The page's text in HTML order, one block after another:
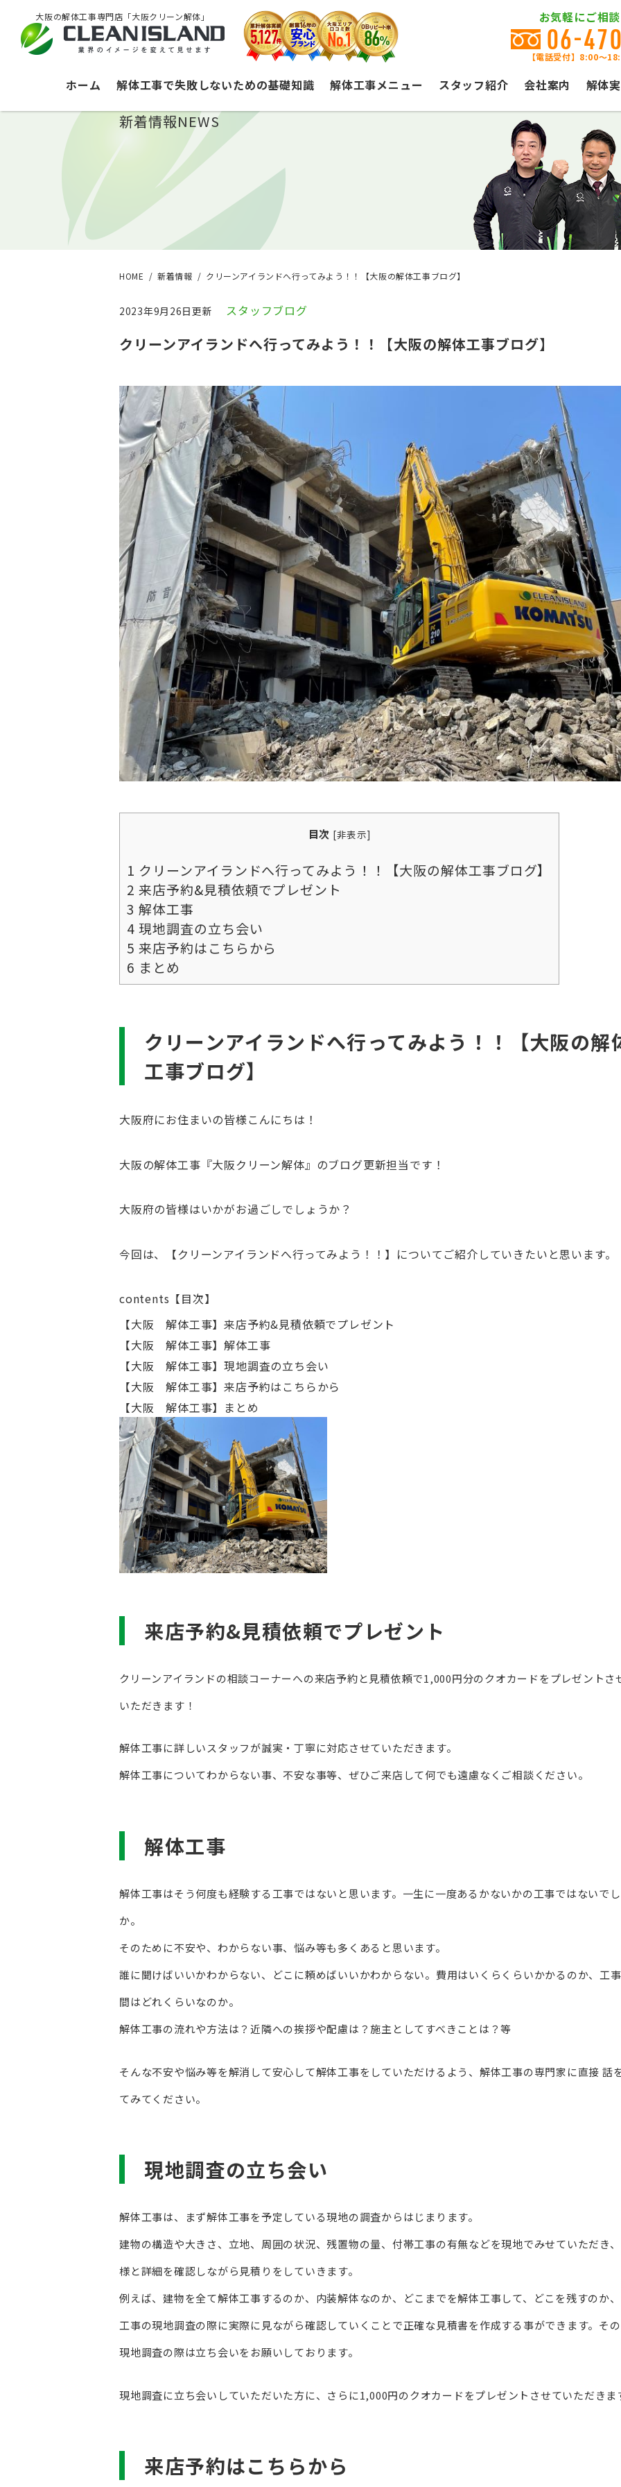
大阪の解体工事専門店「大阪クリーン解体」 お気軽にご相
06-
【電話受付】8:00〜
ホーム 解体工事で失敗しないための基礎知識 解体工事メニュー スタッフ紹介 会社案内 解体
新着情報NEWS
HOME 新着情報 クリーンアイランドへ行ってみよう！！【大阪の解体工事ブログ】
2023年9月26日更新 スタッフブログ
クリーンアイランドへ行ってみよう！！【大阪の解体工事ブログ】
目次 [非表示]
1 クリーンアイランドへ行ってみよう！！【大阪の解体工事ブログ】
2 来店予約&見積依頼でプレゼント
3 解体工事
4 現地調査の立ち会い
5 来店予約はこちらから
6 まとめ
クリーンアイランドへ行ってみよう！！【大阪の解
工事ブログ】
大阪府にお住まいの皆様こんにちは！
大阪の解体工事『大阪クリーン解体』のブログ更新担当です！
大阪府の皆様はいかがお過ごしでしょうか？
今回は、【クリーンアイランドへ行ってみよう！！】についてご紹介していきたいと思います。
contents【目次】
【大阪 解体工事】来店予約&見積依頼でプレゼント
【大阪 解体工事】解体工事
【大阪 解体工事】現地調査の立ち会い
【大阪 解体工事】来店予約はこちらから
【大阪 解体工事】まとめ
来店予約&見積依頼でプレゼント
クリーンアイランドの相談コーナーへの来店予約と見積依頼で1,000円分のクオカードをプレゼントさ
いただきます！
解体工事に詳しいスタッフが誠実・丁寧に対応させていただきます。
解体工事についてわからない事、不安な事等、ぜひご来店して何でも遠慮なくご相談ください。
解体工事
解体工事はそう何度も経験する工事ではないと思います。一生に一度あるかないかの工事ではないで
か。
そのために不安や、わからない事、悩み等も多くあると思います。
誰に聞けばいいかわからない、どこに頼めばいいかわからない。費用はいくらくらいかかるのか、工
間はどれくらいなのか。
解体工事の流れや方法は？近隣への挨拶や配慮は？施主としてすべきことは？等
そんな不安や悩み等を解消して安心して解体工事をしていただけるよう、解体工事の専門家に直接 話
てみてください。
現地調査の立ち会い
解体工事は、まず解体工事を予定している現地の調査からはじまります。
建物の構造や大きさ、立地、周囲の状況、残置物の量、付帯工事の有無などを現地でみせていただき
様と詳細を確認しながら見積りをしていきます。
例えば、建物を全て解体工事するのか、内装解体なのか、どこまでを解体工事して、どこを残すのか
工事の現地調査の際に実際に見ながら確認していくことで正確な見積書を作成する事ができます。そ
現地調査の際は立ち会いをお願いしております。
現地調査に立ち会いしていただいた方に、さらに1,000円のクオカードをプレゼントさせていただきま
来店予約はこちらから